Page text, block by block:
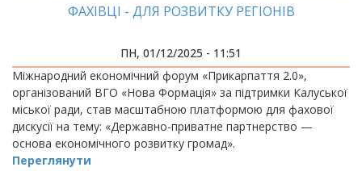
ФАХІВЦІ - ДЛЯ РОЗВИТКУ РЕГІОНІВ
ПН, 01/12/2025 - 11:51
Міжнародний економічний форум «Прикарпаття 2.0»,
організований ВГО «Нова Формація» за підтримки Калуської
міської ради, став масштабною платформою для фахової
дискусії на тему: «Державно-приватне партнерство —
основа економічного розвитку громад».
Переглянути